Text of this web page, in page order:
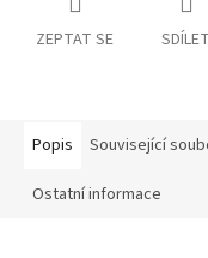
ZEPTAT SE SDÍLET
Popis Související
Ostatní informace